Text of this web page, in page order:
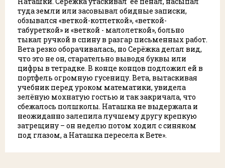
туда земли или засовывал обидные записки,
обзывался «веткой-котлеткой», «веткой-
табуреткой» и «веткой - малолеткой», больно
тыкал ручкой в спину в разгар письменных работ.
Вета резко оборачивалась, но Серёжка делал вид,
что это не он, старательно выводя буквы или
цифры в тетрадке. В конце концов подложил ей в
портфель огромную гусеницу. Вета, вытаскивая
учебник перед уроком математики, увидела
зелёную мохнатую гостью и так закричала, что
сбежалось полшколы. Наташка не выдержала и
неожиданно залепила лучшему другу крепкую
затрещину – он неделю потом ходил с синяком
под глазом, а Наташка пересела к Вете».